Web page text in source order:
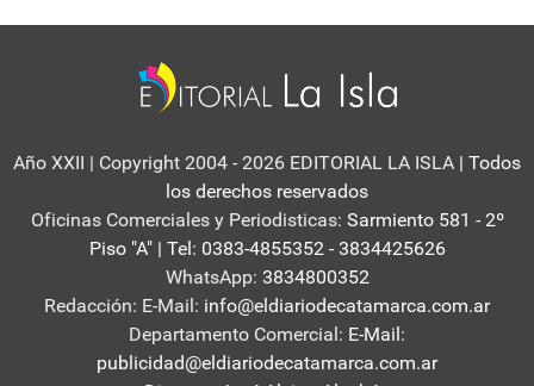
Año XXII | Copyright 2004 - 2026 EDITORIAL LA ISLA | Todos
los derechos reservados
Oficinas Comerciales y Periodisticas: Sarmiento 581 - 2º
Piso "A" | Tel: 0383-4855352 - 3834425626
WhatsApp: 3834800352
Redacción: E-Mail: info@eldiariodecatamarca.com.ar
Departamento Comercial: E-Mail:
publicidad@eldiariodecatamarca.com.ar